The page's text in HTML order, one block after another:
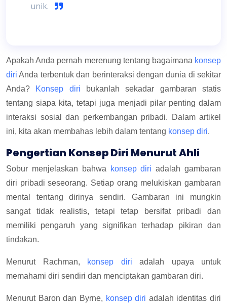
unik.
Apakah Anda pernah merenung tentang bagaimana konsep
diri Anda terbentuk dan berinteraksi dengan dunia di sekitar
Anda? Konsep diri bukanlah sekadar gambaran statis
tentang siapa kita, tetapi juga menjadi pilar penting dalam
interaksi sosial dan perkembangan pribadi. Dalam artikel
ini, kita akan membahas lebih dalam tentang konsep diri.
Pengertian Konsep Diri Menurut Ahli
Sobur menjelaskan bahwa konsep diri adalah gambaran
diri pribadi seseorang. Setiap orang melukiskan gambaran
mental tentang dirinya sendiri. Gambaran ini mungkin
sangat tidak realistis, tetapi tetap bersifat pribadi dan
memiliki pengaruh yang signifikan terhadap pikiran dan
tindakan.
Menurut Rachman, konsep diri adalah upaya untuk
memahami diri sendiri dan menciptakan gambaran diri.
Menurut Baron dan Byrne, konsep diri adalah identitas diri